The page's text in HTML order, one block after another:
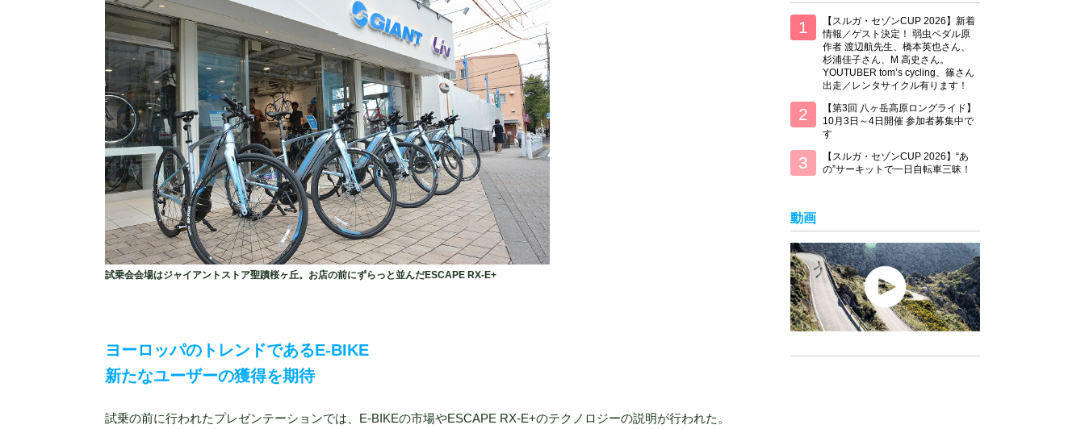
試乗会会場はジャイアントストア聖蹟桜ヶ丘。お店の前にずらっと並んだESCAPE RX-E+
ヨーロッパのトレンドであるE-BIKE
新たなユーザーの獲得を期待
試乗の前に行われたプレゼンテーションでは、E-BIKEの市場やESCAPE RX-E+のテクノロジーの説明が行われた。
【スルガ・セゾンCUP 2026】新着
情報／ゲスト決定！ 弱虫ペダル原
作者 渡辺航先生、橋本英也さん、
杉浦佳子さん、M 高史さん。
YOUTUBER tom’s cycling、篠さん
出走／レンタサイクル有ります！
【第3回 八ヶ岳高原ロングライド】
10月3日～4日開催 参加者募集中で
す
【スルガ・セゾンCUP 2026】“あ
の”サーキットで一日自転車三昧！
動画